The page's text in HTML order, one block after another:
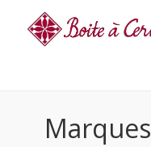
Marques